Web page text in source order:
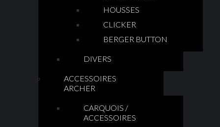
HOUSSES
CLICKER
BERGER BUTTON
DIVERS
ACCESSOIRES
ARCHER
CARQUOIS /
ACCESSOIRES